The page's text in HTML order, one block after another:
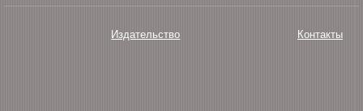
Издательство Контакты